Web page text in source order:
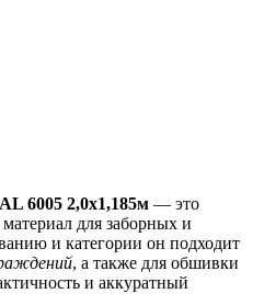
6005 2,0х1,185м — это
для заборных и
и категории он подходит
, а также для обшивки
и аккуратный